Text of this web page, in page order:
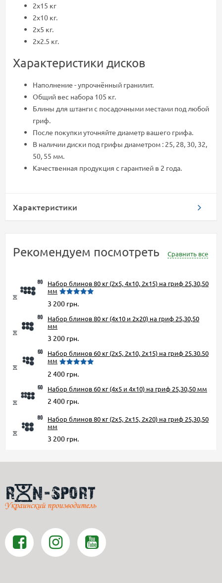
2х15 кг
2х10 кг.
2х5 кг.
2х2.5 кг.
Характеристики дисков
Наполнение - упрочнённый гранилит.
Общий вес набора 105 кг.
Блины для штанги с посадочными местами под любой
гриф.
После покупки уточняйте диаметр вашего грифа.
В наличии диски под грифы диаметром : 25, 28, 30, 32,
50, 55 мм.
Качественная продукция с гарантией в 2 года.
Характеристики
Рекомендуем посмотреть Сравнить все
Набор блинов 80 кг (2x5, 4x10, 2x15) на гриф 25,30,50
мм
3 200 грн.
Набор блинов 80 кг (4x10 и 2x20) на гриф 25,30,50
мм
3 200 грн.
Набор блинов 60 кг (2x5, 2x10, 2x15) на гриф 25.30.50
мм
2 400 грн.
Набор блинов 60 кг (4x5 и 4x10) на гриф 25,30,50 мм
2 400 грн.
Набор блинов 80 кг (2x5, 2x15, 2x20) на гриф 25,30,50
мм
3 200 грн.